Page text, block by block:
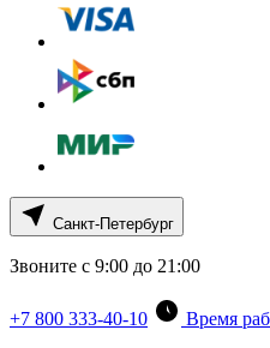
Санкт-Петербург
Звоните с 9:00 до 21:00
+7 800 333-40-10 Время